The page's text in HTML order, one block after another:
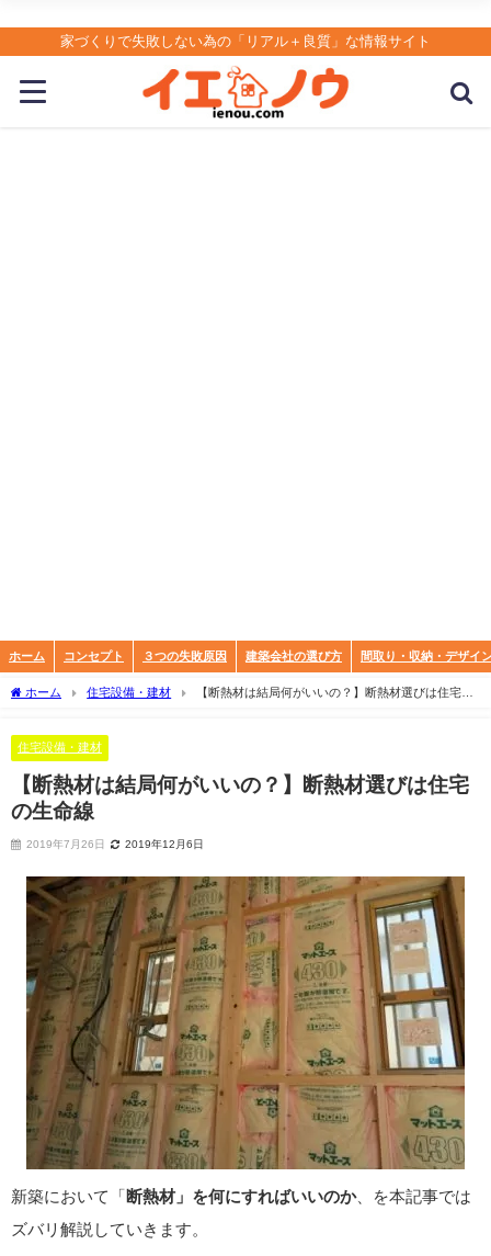
家づくりで失敗しない為の「リアル＋良質」な情報サイト
ホーム コンセプト ３つの失敗原因 建築会社の選び方 間取り・収納・デザイ
ホーム 住宅設備・建材
【断熱材は結局何がいいの？】断熱材選びは住宅の
住宅設備・建材
【断熱材は結局何がいいの？】断熱材選びは住宅
の生命線
2019年7月26日 2019年12月6日
新築において「 断熱材」を何にすればいいのか、を本記事では
ズバリ解説していきます。